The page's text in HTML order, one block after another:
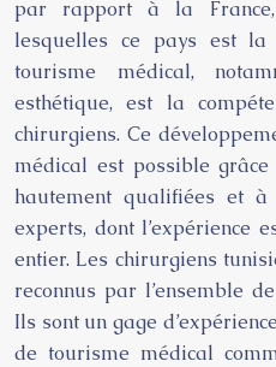
par rapport à la
lesquelles ce pays est
tourisme médical,
esthétique, est la
chirurgiens. Ce
médical est possible
hautement qualifiées et
experts, dont l’expérience
entier. Les chirurgiens
reconnus par l’ensemble
Ils sont un gage
de tourisme médical